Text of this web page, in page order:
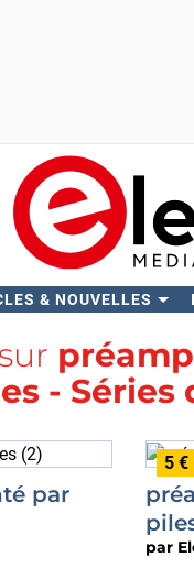
& NOUVELLES
- Séries
par
5 €
par